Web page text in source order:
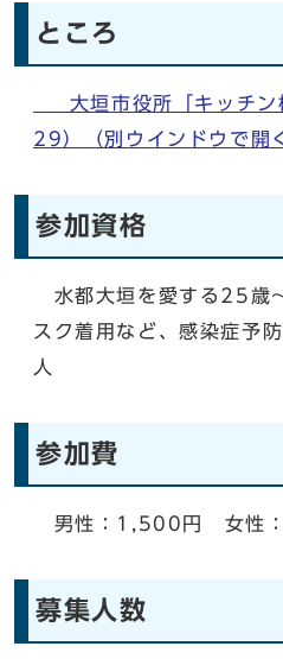
ところ
大垣市役所「キッチン
29）
（別ウインドウで開
参加資格
水都大垣を愛する25歳
スク着用など、感染症予
人
参加費
男性：1,500円 女性
募集人数